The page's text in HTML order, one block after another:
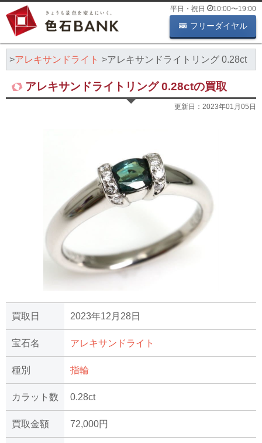
平日・祝日 10:00〜19:00
フリーダイヤル
アレキサンドライト アレキサンドライトリング 0.28ct
アレキサンドライトリング 0.28ctの買取
更新日： 2023年01月05日
買取日 2023年12月28日
宝石名 アレキサンドライト
種別 指輪
カラット数 0.28ct
買取金額 72,000円